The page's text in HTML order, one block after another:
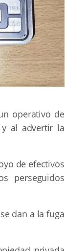
operativo de
al advertir la
de efectivos
perseguidos
dan a la fuga